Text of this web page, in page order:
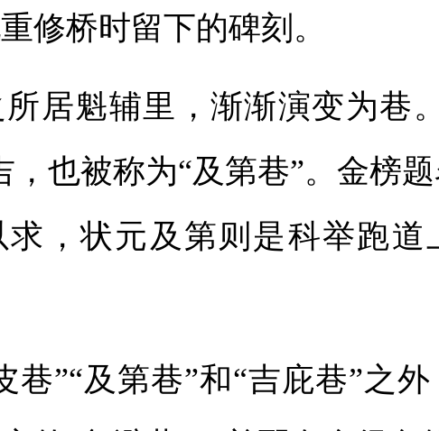
修桥时留下的碑刻。
魁辅里，渐渐演变为巷
，也被称为“及第巷”。金榜
，状元及第则是科举跑道
”“及第巷”和“吉庇巷”之外